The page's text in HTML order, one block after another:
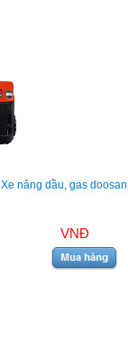
Xe nâng dầu, gas
VNĐ